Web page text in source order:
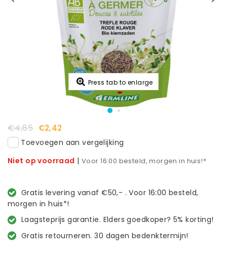
Press tab to enlarge
€4,85 €2,42
Toevoegen aan vergelijking
Niet op voorraad | Voor 16:00 besteld, morgen in huis!*
Gratis levering vanaf €50,- . Voor 16:00 besteld,
morgen in huis*!
Laagsteprijs garantie. Elders goedkoper? 5% korting!
Gratis retourneren. 30 dagen bedenktermijn!